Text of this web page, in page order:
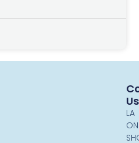
Us
LA